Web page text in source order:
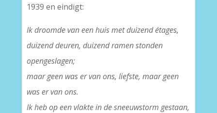
1939 en eindigt:
Ik droomde van een huis met duizend étages,
duizend deuren, duizend ramen stonden
opengeslagen;
maar geen was er van ons, liefste, maar geen
was er van ons.
Ik heb op een vlakte in de sneeuwstorm gestaan,